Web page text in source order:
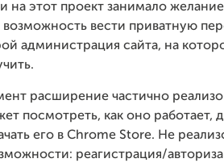
на этот проект занимало
возможность вести приватную
администрация сайта, на
расширение частично
посмотреть, как оно работает,
его в Chrome Store. Не
реагистрация/